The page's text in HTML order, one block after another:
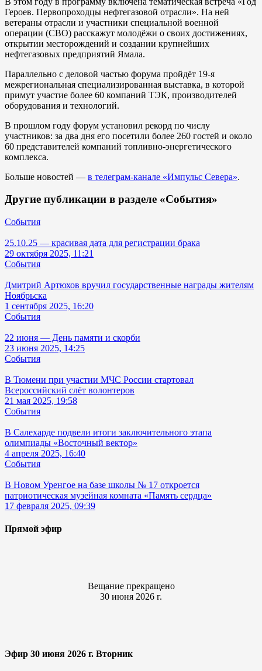
Героев. Первопроходцы нефтегазовой отрасли». На ней
ветераны отрасли и участники специальной военной
операции (СВО) расскажут молодёжи о своих достижениях,
открытии месторождений и создании крупнейших
нефтегазовых предприятий Ямала.
Параллельно с деловой частью форума пройдёт 19-я
межрегиональная специализированная выставка, в которой
примут участие более 60 компаний ТЭК, производителей
оборудования и технологий.
В прошлом году форум установил рекорд по числу
участников: за два дня его посетили более 260 гостей и около
60 представителей компаний топливно-энергетического
комплекса.
Больше новостей — в телеграм-канале «Импульс Севера».
Другие публикации в разделе «События»
События
25.10.25 — красивая дата для регистрации брака
29 октября 2025, 11:21
События
Дмитрий Артюхов вручил государственные награды жителям
Ноябрьска
1 сентября 2025, 16:20
События
22 июня — День памяти и скорби
23 июня 2025, 14:25
События
В Тюмени при участии МЧС России стартовал
Всероссийский слёт волонтеров
21 мая 2025, 19:58
События
В Салехарде подвели итоги заключительного этапа
олимпиады «Восточный вектор»
4 апреля 2025, 16:40
События
В Новом Уренгое на базе школы № 17 откроется
патриотическая музейная комната «Память сердца»
17 февраля 2025, 09:39
Прямой эфир
Вещание прекращено
30 июня 2026 г.
Эфир 30 июня 2026 г. Вторник